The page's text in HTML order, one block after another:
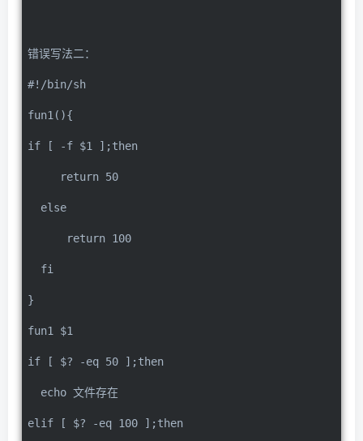
错误写法二：
#!/bin/sh
fun1(){
if [ -f $1 ];then
return 50
else
return 100
fi
}
fun1 $1
if [ $? -eq 50 ];then
echo 文件存在
elif [ $? -eq 100 ];then